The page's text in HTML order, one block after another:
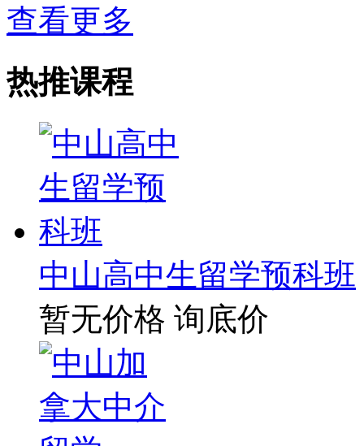
查看更多
热推课程
中山高中生留学预科班
暂无价格 询底价